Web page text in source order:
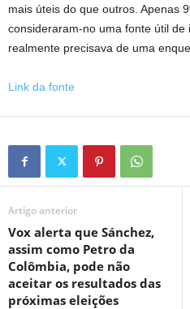
mais úteis do que outros. Apenas
consideraram-no uma fonte útil de
realmente precisava de uma
Link da fonte
Artigo anterior
Vox alerta que Sánchez,
assim como Petro da
Colômbia, pode não
aceitar os resultados das
próximas eleições